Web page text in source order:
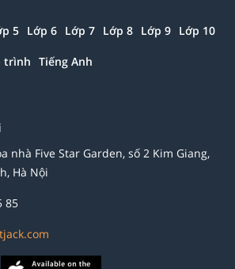
5 Lớp 6 Lớp 7 Lớp 8 Lớp 9 Lớp 10
trình Tiếng Anh
nhà Five Star Garden, số 2 Kim Giang,
Hà Nội
85